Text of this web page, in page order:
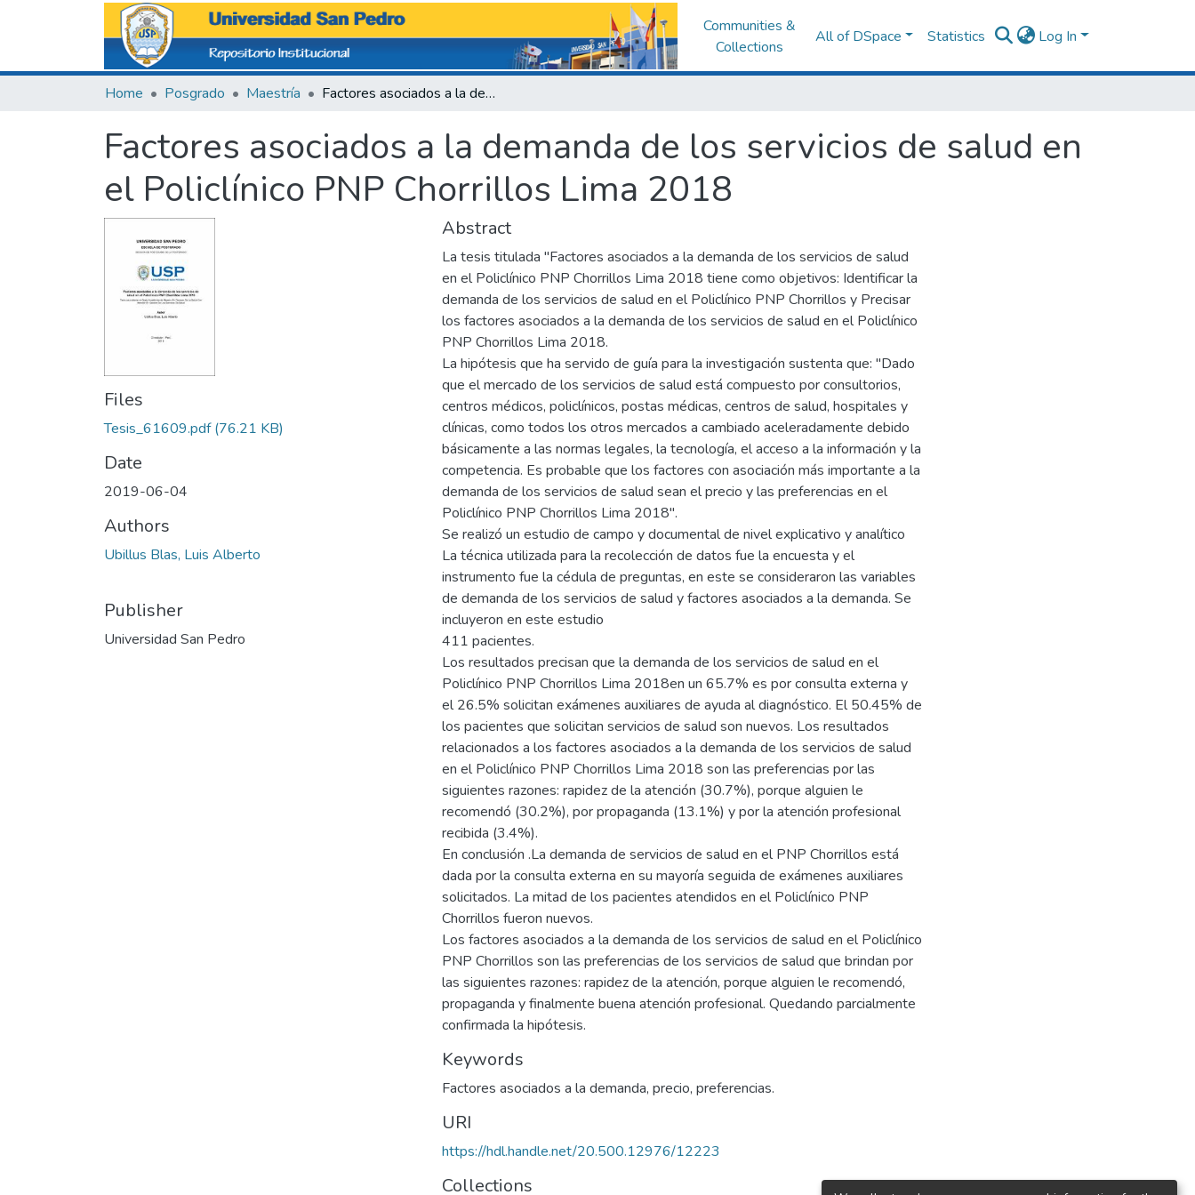
Communities &
Collections
All of DSpace Statistics Log In
Home Posgrado Maestría Factores asociados a la demanda de los servicios de salud en el Policlínico PNP Chorrillos Lima 2018
Factores asociados a la demanda de los servicios de salud en
el Policlínico PNP Chorrillos Lima 2018
Files
Tesis_61609.pdf(76.21 KB)
Date
2019-06-04
Authors
Ubillus Blas, Luis Alberto
Publisher
Universidad San Pedro
Abstract
La tesis titulada "Factores asociados a la demanda de los servicios de salud
en el Policlínico PNP Chorrillos Lima 2018 tiene como objetivos: Identificar la
demanda de los servicios de salud en el Policlínico PNP Chorrillos y Precisar
los factores asociados a la demanda de los servicios de salud en el Policlínico
PNP Chorrillos Lima 2018.
La hipótesis que ha servido de guía para la investigación sustenta que: "Dado
que el mercado de los servicios de salud está compuesto por consultorios,
centros médicos, policlínicos, postas médicas, centros de salud, hospitales y
clínicas, como todos los otros mercados a cambiado aceleradamente debido
básicamente a las normas legales, la tecnología, el acceso a la información y la
competencia. Es probable que los factores con asociación más importante a la
demanda de los servicios de salud sean el precio y las preferencias en el
Policlínico PNP Chorrillos Lima 2018".
Se realizó un estudio de campo y documental de nivel explicativo y analítico
La técnica utilizada para la recolección de datos fue la encuesta y el
instrumento fue la cédula de preguntas, en este se consideraron las variables
de demanda de los servicios de salud y factores asociados a la demanda. Se
incluyeron en este estudio
411 pacientes.
Los resultados precisan que la demanda de los servicios de salud en el
Policlínico PNP Chorrillos Lima 2018en un 65.7% es por consulta externa y
el 26.5% solicitan exámenes auxiliares de ayuda al diagnóstico. El 50.45% de
los pacientes que solicitan servicios de salud son nuevos. Los resultados
relacionados a los factores asociados a la demanda de los servicios de salud
en el Policlínico PNP Chorrillos Lima 2018 son las preferencias por las
siguientes razones: rapidez de la atención (30.7%), porque alguien le
recomendó (30.2%), por propaganda (13.1%) y por la atención profesional
recibida (3.4%).
En conclusión .La demanda de servicios de salud en el PNP Chorrillos está
dada por la consulta externa en su mayoría seguida de exámenes auxiliares
solicitados. La mitad de los pacientes atendidos en el Policlínico PNP
Chorrillos fueron nuevos.
Los factores asociados a la demanda de los servicios de salud en el Policlínico
PNP Chorrillos son las preferencias de los servicios de salud que brindan por
las siguientes razones: rapidez de la atención, porque alguien le recomendó,
propaganda y finalmente buena atención profesional. Quedando parcialmente
confirmada la hipótesis.
Keywords
Factores asociados a la demanda, precio, preferencias.
URI
https://hdl.handle.net/20.500.12976/12223
Collections